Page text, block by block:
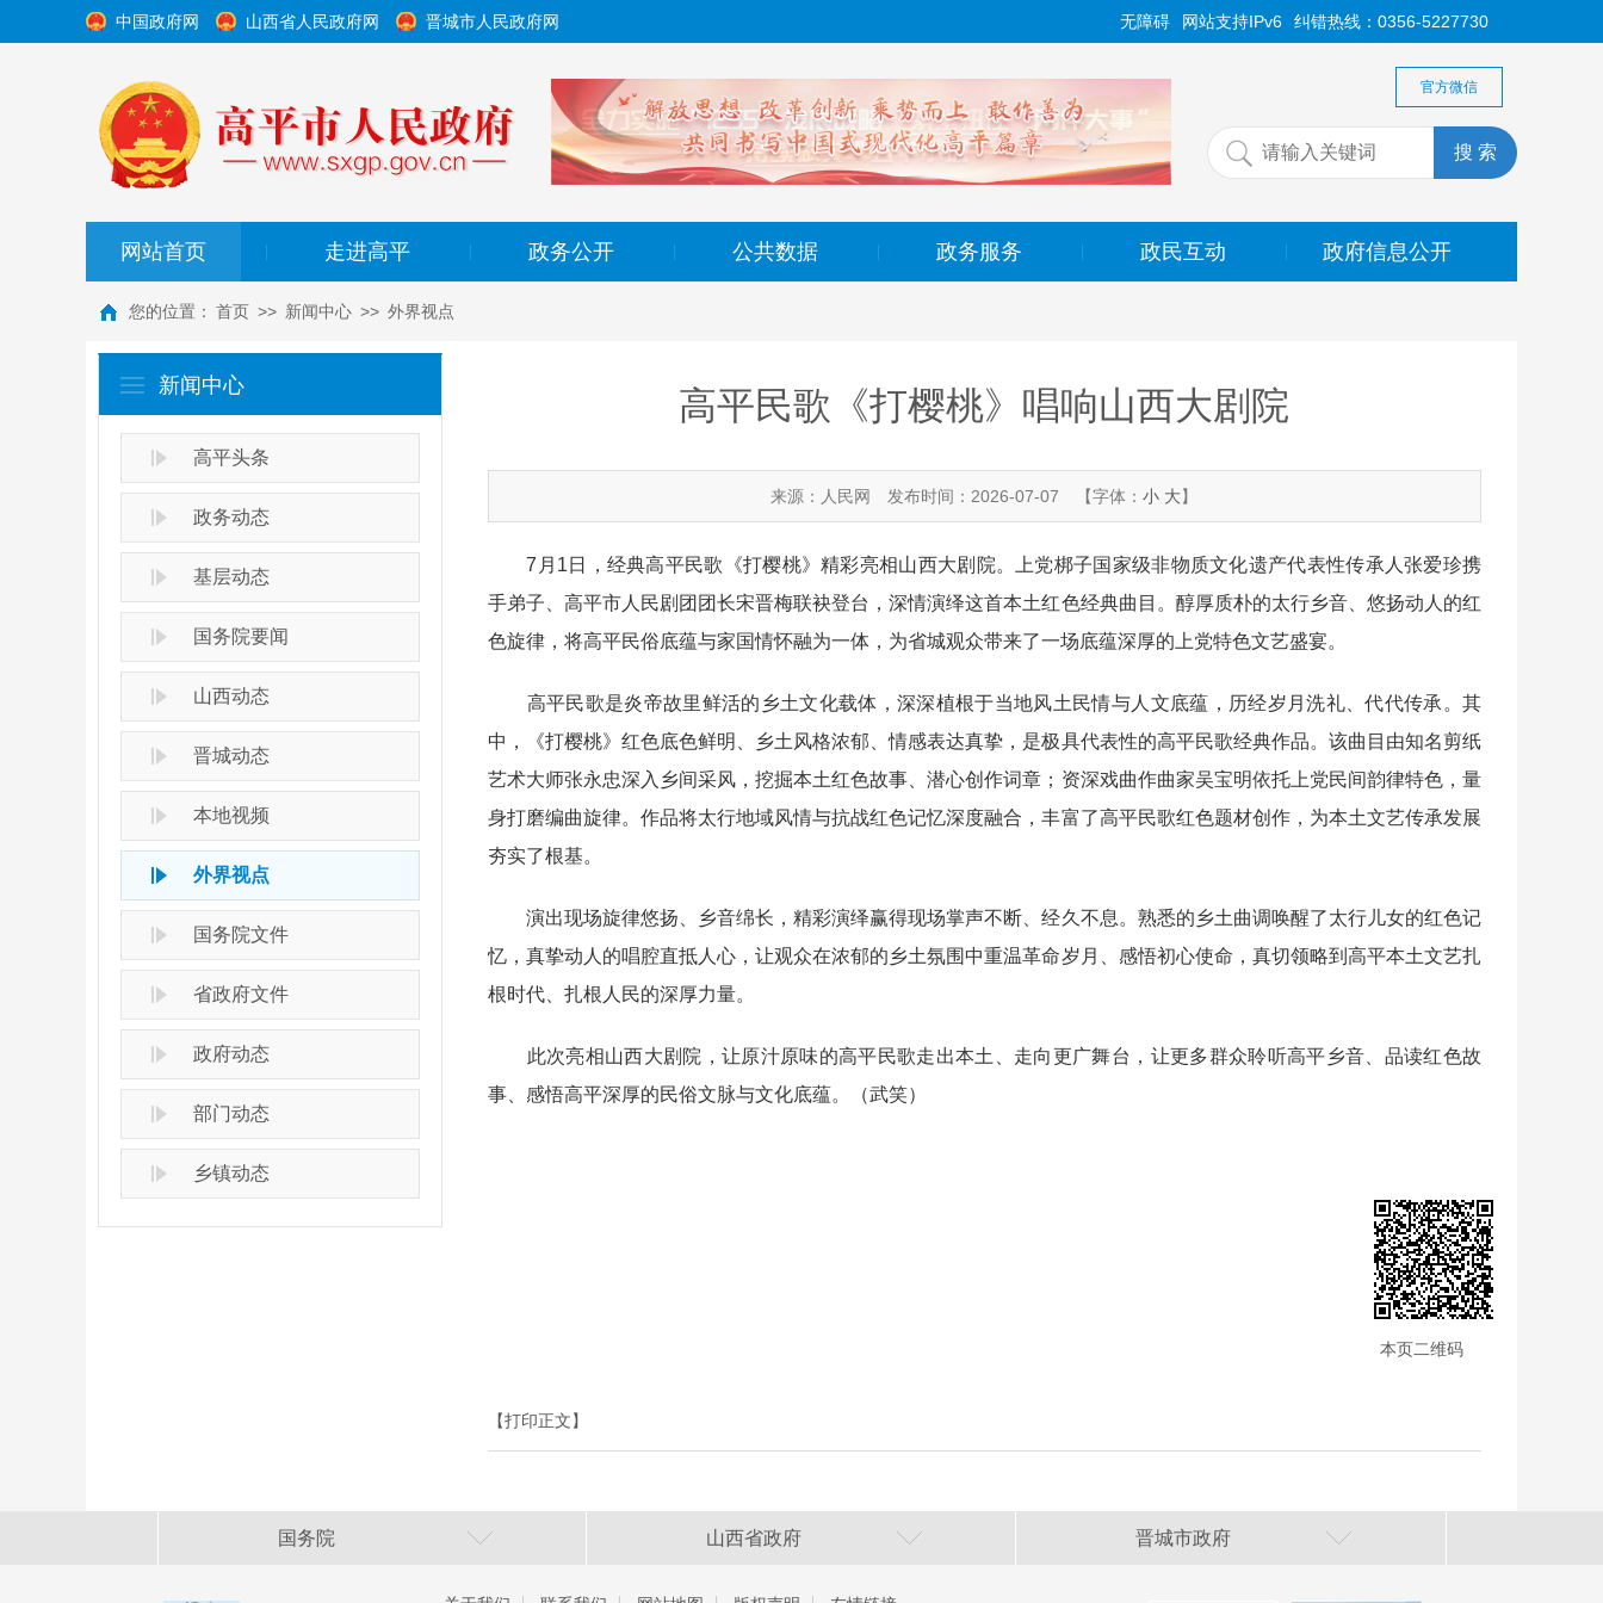
中国政府网 山西省人民政府网 晋城市人民政府网 纠错热线：0356-5227730
网站支持IPv6
无障碍
官方微信
网站首页 走进高平 政务公开 公共数据 政务服务 政民互动 政府信息公开
您的位置： 首页 >> 新闻中心 >> 外界视点
新闻中心
高平头条
政务动态
基层动态
国务院要闻
山西动态
晋城动态
本地视频
外界视点
国务院文件
省政府文件
政府动态
部门动态
乡镇动态
高平民歌《打樱桃》唱响山西大剧院
来源：人民网 发布时间：2026-07-07 【字体：小 大】
7月1日，经典高平民歌《打樱桃》精彩亮相山西大剧院。上党梆子国家级非物质文化遗产代表性传承人张爱珍携
手弟子、高平市人民剧团团长宋晋梅联袂登台，深情演绎这首本土红色经典曲目。醇厚质朴的太行乡音、悠扬动人的红
色旋律，将高平民俗底蕴与家国情怀融为一体，为省城观众带来了一场底蕴深厚的上党特色文艺盛宴。
高平民歌是炎帝故里鲜活的乡土文化载体，深深植根于当地风土民情与人文底蕴，历经岁月洗礼、代代传承。其
中，《打樱桃》红色底色鲜明、乡土风格浓郁、情感表达真挚，是极具代表性的高平民歌经典作品。该曲目由知名剪纸
艺术大师张永忠深入乡间采风，挖掘本土红色故事、潜心创作词章；资深戏曲作曲家吴宝明依托上党民间韵律特色，量
身打磨编曲旋律。作品将太行地域风情与抗战红色记忆深度融合，丰富了高平民歌红色题材创作，为本土文艺传承发展
夯实了根基。
演出现场旋律悠扬、乡音绵长，精彩演绎赢得现场掌声不断、经久不息。熟悉的乡土曲调唤醒了太行儿女的红色记
忆，真挚动人的唱腔直抵人心，让观众在浓郁的乡土氛围中重温革命岁月、感悟初心使命，真切领略到高平本土文艺扎
根时代、扎根人民的深厚力量。
此次亮相山西大剧院，让原汁原味的高平民歌走出本土、走向更广舞台，让更多群众聆听高平乡音、品读红色故
事、感悟高平深厚的民俗文脉与文化底蕴。（武笑）
本页二维码
【打印正文】
国务院 山西省政府 晋城市政府